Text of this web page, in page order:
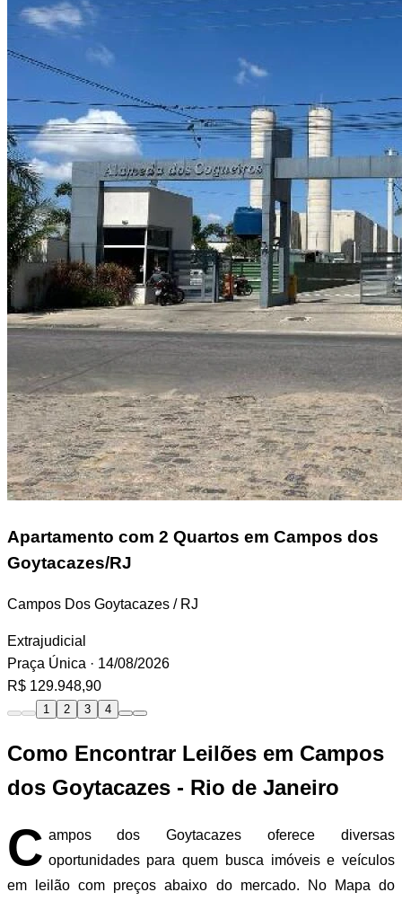
Apartamento com 2 Quartos em Campos dos
Goytacazes/RJ
Campos Dos Goytacazes / RJ
Extrajudicial
Praça Única · 14/08/2026
R$ 129.948,90
1 2 3 4
Como Encontrar Leilões em Campos
dos Goytacazes - Rio de Janeiro
C ampos dos Goytacazes oferece diversas
oportunidades para quem busca imóveis e veículos
em leilão com preços abaixo do mercado. No Mapa do